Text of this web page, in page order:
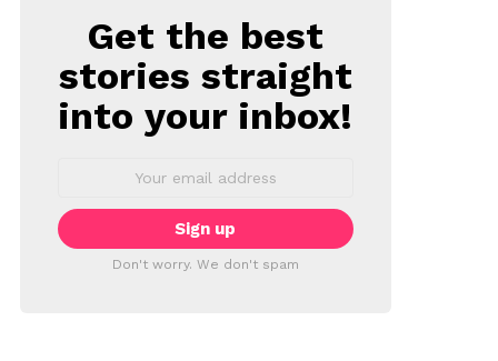
NEWSLETTER
Get the best
stories straight
into your inbox!
Don't worry. We don't spam